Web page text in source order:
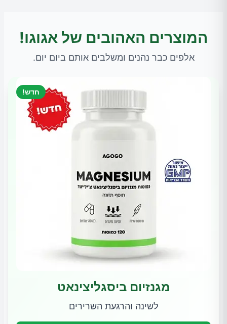
המוצרים האהובים של אגוגו!
אלפים כבר נהנים ומשלבים אותם ביום יום.
חדש!
מגנזיום ביסגליצינאט
לשינה והרגעת השרירים